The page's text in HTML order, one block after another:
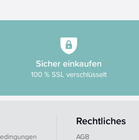
Sicher einkaufen
100 % SSL verschlüsselt
Rechtliches
AGB